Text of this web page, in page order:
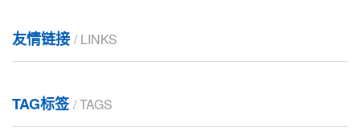
锈钢排水沟，其防盗水篦设计关键在于采用内嵌式铰链
系统常见问题，核心结论如下：高强度不锈钢排水沟尺
友情链接 / LINKS
TAG标签/ TAGS